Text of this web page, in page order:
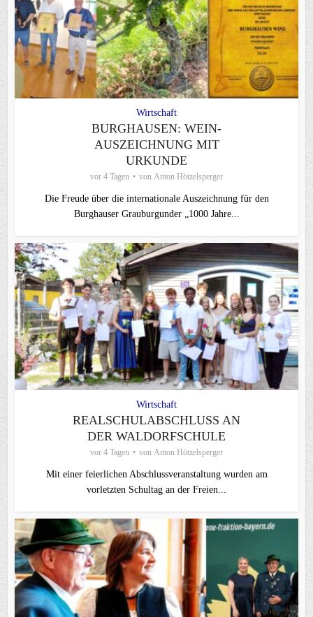
Wirtschaft
BURGHAUSEN: WEIN-
AUSZEICHNUNG MIT
URKUNDE
vor 4 Tagen von Anton Hötzelsperger
Die Freude über die internationale Auszeichnung für den
Burghauser Grauburgunder „1000 Jahre...
Wirtschaft
REALSCHULABSCHLUSS AN
DER WALDORFSCHULE
vor 4 Tagen von Anton Hötzelsperger
Mit einer feierlichen Abschlussveranstaltung wurden am
vorletzten Schultag an der Freien...